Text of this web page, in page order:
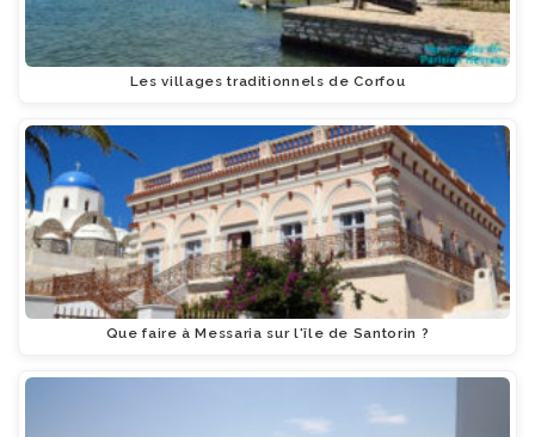
Les villages traditionnels de Corfou
Que faire à Messaria sur l'île de Santorin ?